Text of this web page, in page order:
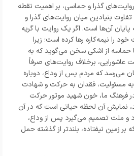
گذرا و حماسی، بر اهمیت نقطه
تفاوت بنیادین میان روایت‌های گذرا و
آن‌ها است. اگر یک روایت با گریه
را نیمه‌کاره رها کرده است؛ زیرا
حماسه از اشکی سخن می‌گوید که به
عاشورایی، برخلاف روایت‌های صرفاً
می‌رسد که مردم پس از وداع، دوباره
مسئولیت، فقدان به حرکت و شهادت
فرهنگ ما، خون شهید موتور حرکت
نمایش آن لحظه حیاتی است که در آن
و ملت تصمیم می‌گیرد پس از وداع،
بر زمین نیفتاده، بلندتر از گذشته حمل